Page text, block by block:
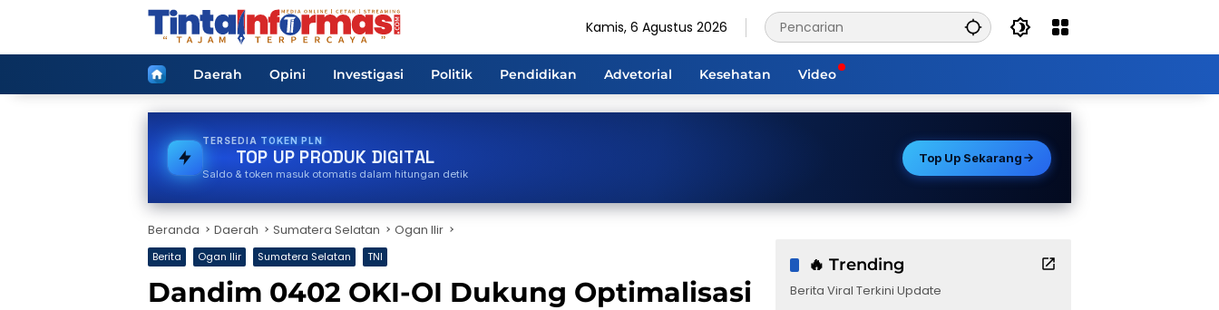
Kamis, 6 Agustus 2026
HomeDaerah Opini Investigasi Politik Pendidikan Advetorial Kesehatan Video
TERSEDIA STREAMING
TOP UP PRODUK DIGITAL
Saldo & token masuk otomatis dalam hitungan detik
Top Up Sekarang
Beranda Daerah Sumatera Selatan Ogan Ilir
Berita Ogan Ilir Sumatera Selatan TNI
Dandim 0402 OKI-OI Dukung Optimalisasi
🔥 Trending
Berita Viral Terkini Update